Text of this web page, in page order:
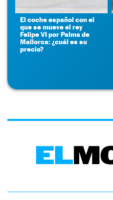
El coche español con el
que se mueve el rey
Felipe VI por Palma de
Mallorca: ¿cuál es su
precio?